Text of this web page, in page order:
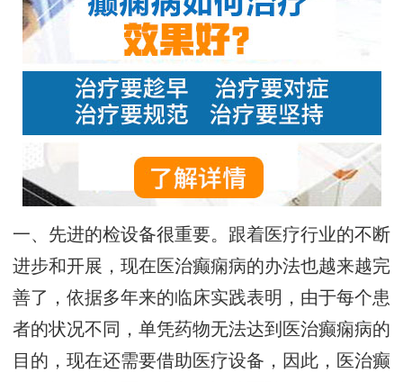
一、先进的检设备很重要。跟着医疗行业的不断
进步和开展，现在医治癫痫病的办法也越来越完
善了，依据多年来的临床实践表明，由于每个患
者的状况不同，单凭药物无法达到医治癫痫病的
目的，现在还需要借助医疗设备，因此，医治癫